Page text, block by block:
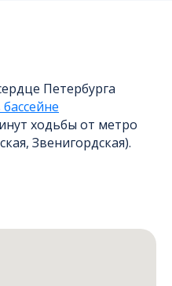
вы изучите
границы
сигналы
избегать
к
вы освоите
за
Петербурга
ходьбы от метро
Звенигордская).